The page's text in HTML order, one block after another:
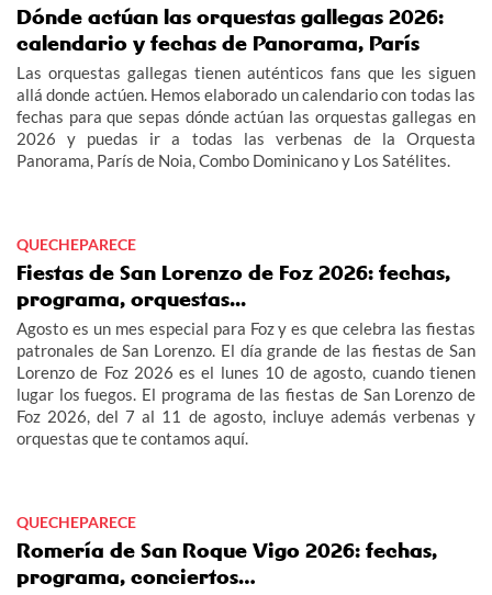
Dónde actúan las orquestas gallegas 2026:
calendario y fechas de Panorama, París
Las orquestas gallegas tienen auténticos fans que les siguen
allá donde actúen. Hemos elaborado un calendario con todas las
fechas para que sepas dónde actúan las orquestas gallegas en
2026 y puedas ir a todas las verbenas de la Orquesta
Panorama, París de Noia, Combo Dominicano y Los Satélites.
QUECHEPARECE
Fiestas de San Lorenzo de Foz 2026: fechas,
programa, orquestas...
Agosto es un mes especial para Foz y es que celebra las fiestas
patronales de San Lorenzo. El día grande de las fiestas de San
Lorenzo de Foz 2026 es el lunes 10 de agosto, cuando tienen
lugar los fuegos. El programa de las fiestas de San Lorenzo de
Foz 2026, del 7 al 11 de agosto, incluye además verbenas y
orquestas que te contamos aquí.
QUECHEPARECE
Romería de San Roque Vigo 2026: fechas,
programa, conciertos…